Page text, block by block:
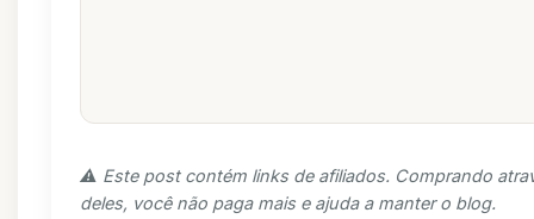
⚠️ Este post contém links de afiliados. Comprando
deles, você não paga mais e ajuda a manter o blog.